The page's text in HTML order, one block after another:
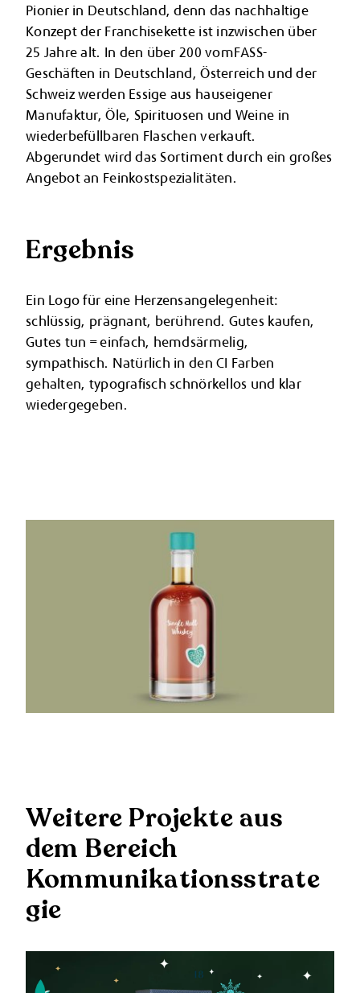
Pionier in Deutschland, denn das nachhaltige
Konzept der Franchisekette ist inzwischen über
25 Jahre alt. In den über 200 vomFASS-
Geschäften in Deutschland, Österreich und der
Schweiz werden Essige aus hauseigener
Manufaktur, Öle, Spirituosen und Weine in
wiederbefüllbaren Flaschen verkauft.
Abgerundet wird das Sortiment durch ein großes
Angebot an Feinkostspezialitäten.
Ergebnis
Ein Logo für eine Herzensangelegenheit:
schlüssig, prägnant, berührend. Gutes kaufen,
Gutes tun = einfach, hemdsärmelig,
sympathisch. Natürlich in den CI Farben
gehalten, typografisch schnörkellos und klar
wiedergegeben.
Weitere Projekte aus
dem Bereich
Kommunikationsstrate
gie